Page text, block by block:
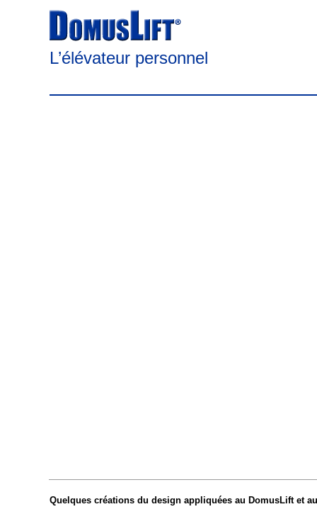
L’élévateur personnel
Quelques créations du design appliquées au DomusLift et